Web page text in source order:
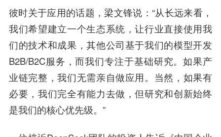
彼时关于应用的话题，梁文锋说：“从长远来看，
我们希望建立一个生态系统，让行业直接使用我
们的技术和成果，其他公司基于我们的模型开发
B2B/B2C服务，而我们专注于基础研究。如果产
业链完整，我们无需亲自做应用。当然，如果有
必要，我们完全有能力去做，但研究和创新始终
是我们的核心优先级。”